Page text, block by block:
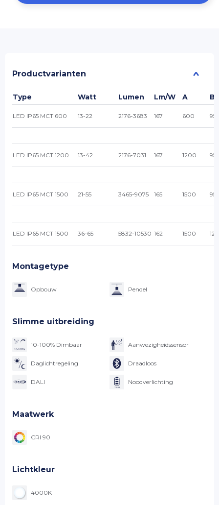
Productvarianten
Type Watt Lumen Lm/W A B
LED IP65 MCT 600 13-22 2176-3683 167 600 95
LED IP65 MCT 1200 13-42 2176-7031 167 1200 95
LED IP65 MCT 1500 21-55 3465-9075 165 1500 95
LED IP65 MCT 1500 36-65 5832-10530 162 1500 125
Montagetype
Opbouw Pendel
Slimme uitbreiding
10-100% Dimbaar Aanwezigheidssensor
Daglichtregeling Draadloos
DALI Noodverlichting
Maatwerk
CRI 90
Lichtkleur
4000K